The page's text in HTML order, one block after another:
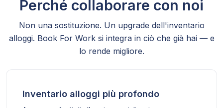
Perché collaborare con noi
Non una sostituzione. Un upgrade dell'inventario
alloggi. Book For Work si integra in ciò che già hai — e
lo rende migliore.
Inventario alloggi più profondo